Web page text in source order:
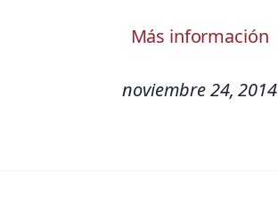
Más información
noviembre 24, 2014